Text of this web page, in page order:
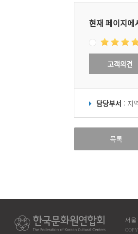
현재 페이지에
고객의견
담당부서 : 지
목록
서울